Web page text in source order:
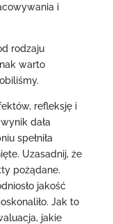
i
rodzaju
warto
refleksję i
dała
spełniła
Uzasadnij, że
pożądane.
jakość
Jak to
jakie